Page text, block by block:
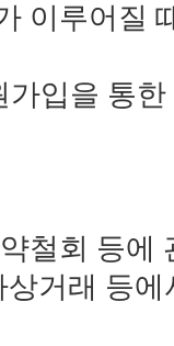
이루어질
가입을 통
철회 등에
거래 등